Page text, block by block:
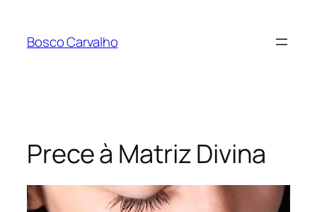
Bosco Carvalho
Prece à Matriz Divina